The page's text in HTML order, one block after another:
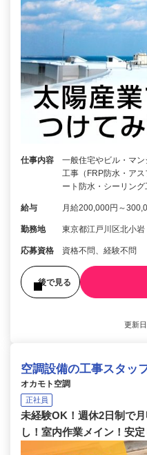
仕事内容
一般住宅やビル・マ
工事（FRP防水・ア
ート防水・シーリン
給与 月給200,000円～
勤務地 東京都江戸川区北小
応募資格 資格不問、経験不問
後で見る
更新
空調設備の工事スタッ
オカモト空調
正社員
未経験OK！週休2日制で
し！室内作業メイン！安定